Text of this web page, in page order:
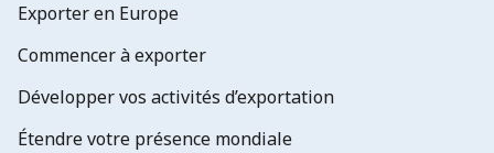
Exporter en Europe
Commencer à exporter
Développer vos activités d’exportation
Étendre votre présence mondiale